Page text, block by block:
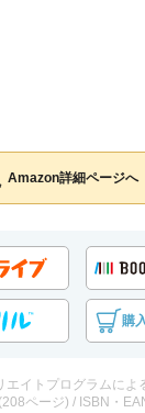
Amazon詳細ページへ
購
エイトプログラムによ
ページ) / ISBN・